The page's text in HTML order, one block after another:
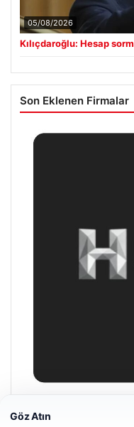
05/08/2026
Son Eklenen Firmalar
Hastaş Beton
Göz Atın